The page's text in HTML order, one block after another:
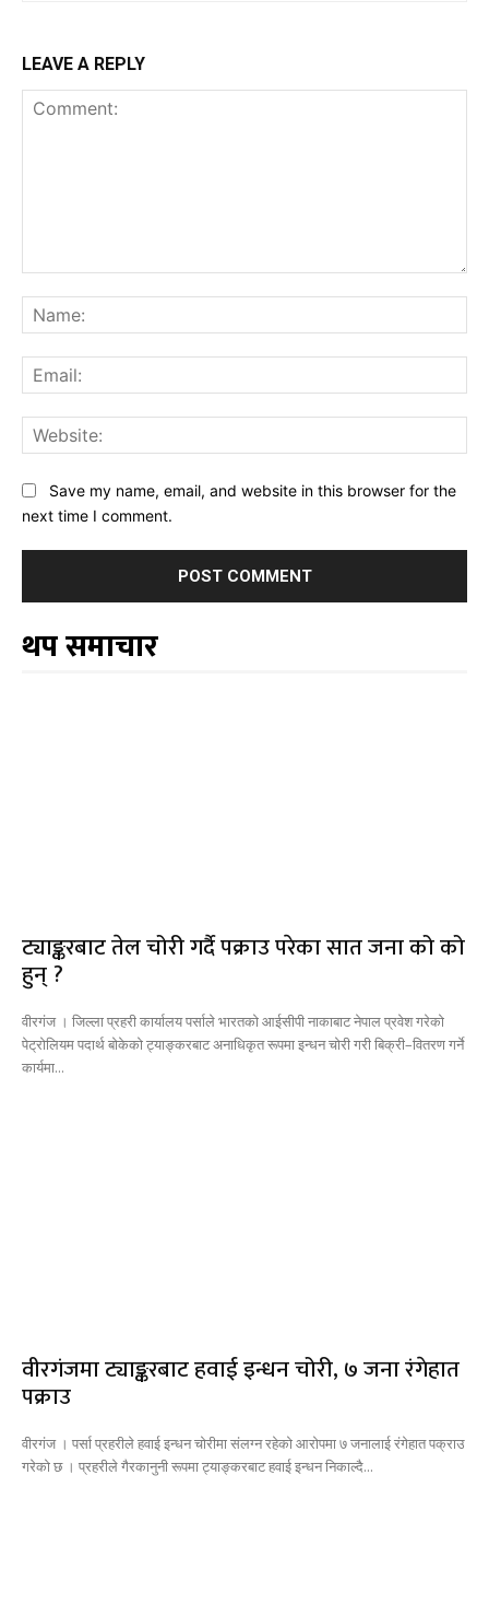
LEAVE A REPLY
Save my name, email, and website in this browser for the
next time I comment.
थप समाचार
ट्याङ्करबाट तेल चोरी गर्दै पक्राउ परेका सात जना को को
हुन् ?
वीरगंज । जिल्ला प्रहरी कार्यालय पर्साले भारतको आईसीपी नाकाबाट नेपाल प्रवेश गरेको
पेट्रोलियम पदार्थ बोकेको ट्याङ्करबाट अनाधिकृत रूपमा इन्धन चोरी गरी बिक्री–वितरण गर्ने
कार्यमा...
वीरगंजमा ट्याङ्करबाट हवाई इन्धन चोरी, ७ जना रंगेहात
पक्राउ
वीरगंज । पर्सा प्रहरीले हवाई इन्धन चोरीमा संलग्न रहेको आरोपमा ७ जनालाई रंगेहात पक्राउ
गरेको छ । प्रहरीले गैरकानुनी रूपमा ट्याङ्करबाट हवाई इन्धन निकाल्दै...